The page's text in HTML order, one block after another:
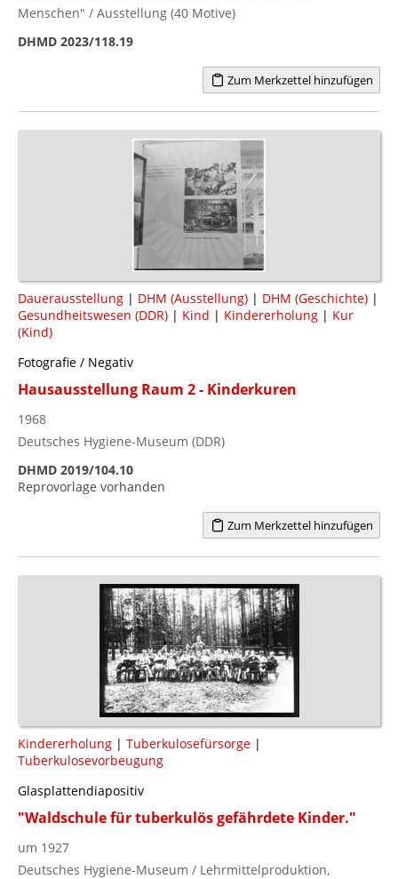
Menschen" / Ausstellung (40 Motive)
DHMD 2023/118.19
Zum Merkzettel hinzufügen
Dauerausstellung | DHM (Ausstellung) | DHM (Geschichte) |
Gesundheitswesen (DDR) | Kind | Kindererholung | Kur
(Kind)
Fotografie / Negativ
Hausausstellung Raum 2 - Kinderkuren
1968
Deutsches Hygiene-Museum (DDR)
DHMD 2019/104.10
Reprovorlage vorhanden
Zum Merkzettel hinzufügen
Kindererholung | Tuberkulosefürsorge |
Tuberkulosevorbeugung
Glasplattendiapositiv
"Waldschule für tuberkulös gefährdete Kinder."
um 1927
Deutsches Hygiene-Museum / Lehrmittelproduktion,